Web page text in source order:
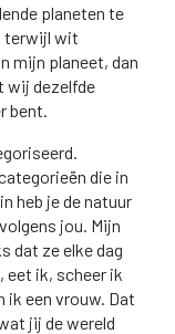
planeten te
terwijl wit
mijn planeet, dan
wij dezelfde
bent.
die in
heb je de natuur
jou. Mijn
dat ze elke dag
eet ik, scheer ik
ik een vrouw. Dat
jij de wereld